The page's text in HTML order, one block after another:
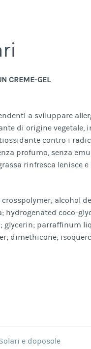
CREME-GEL
a sviluppare
di origine vegetale,
contro i
profumo, senza
rinfresca lenisce e
alcohol
hydrogenated coco-
glycerin; parraffinum
dimethicone;
e doposole